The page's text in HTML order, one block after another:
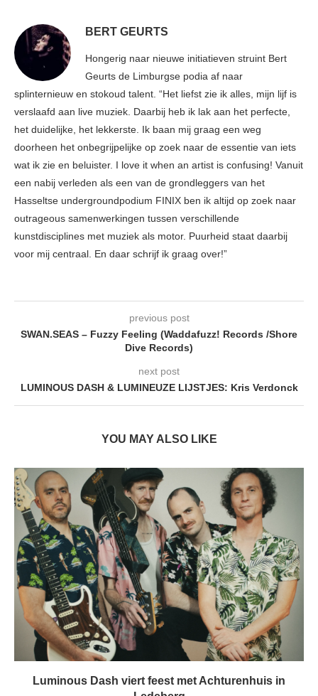
BERT GEURTS
Hongerig naar nieuwe initiatieven struint Bert
Geurts de Limburgse podia af naar
splinternieuw en stokoud talent. “Het liefst zie ik alles, mijn lijf is
verslaafd aan live muziek. Daarbij heb ik lak aan het perfecte,
het duidelijke, het lekkerste. Ik baan mij graag een weg
doorheen het onbegrijpelijke op zoek naar de essentie van iets
wat ik zie en beluister. I love it when an artist is confusing! Vanuit
een nabij verleden als een van de grondleggers van het
Hasseltse undergroundpodium FINIX ben ik altijd op zoek naar
outrageous samenwerkingen tussen verschillende
kunstdisciplines met muziek als motor. Puurheid staat daarbij
voor mij centraal. En daar schrijf ik graag over!”
previous post
SWAN.SEAS – Fuzzy Feeling (Waddafuzz! Records /Shore
Dive Records)
next post
LUMINOUS DASH & LUMINEUZE LIJSTJES: Kris Verdonck
YOU MAY ALSO LIKE
Luminous Dash viert feest met Achturenhuis in